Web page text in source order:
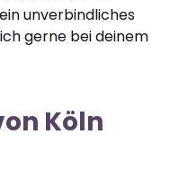
unverbindliches
gerne bei deinem
Köln